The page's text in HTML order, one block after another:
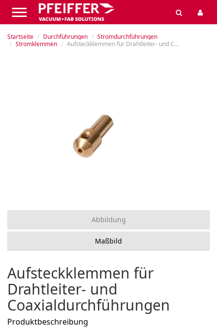
Startseite Durchführungen
Stromdurchführungen
Stromklemmen
Aufsteckklemmen für Drahtleiter- und Coaxialdurchführungen
Abbildung
Maßbild
Aufsteckklemmen für
Drahtleiter- und
Coaxialdurchführungen
Produktbeschreibung